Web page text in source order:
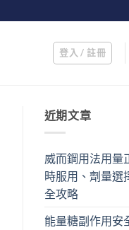
登入 / 註冊
近期文章
威而鋼用法用量
時服用、劑量選
全攻略
能量糖副作用安